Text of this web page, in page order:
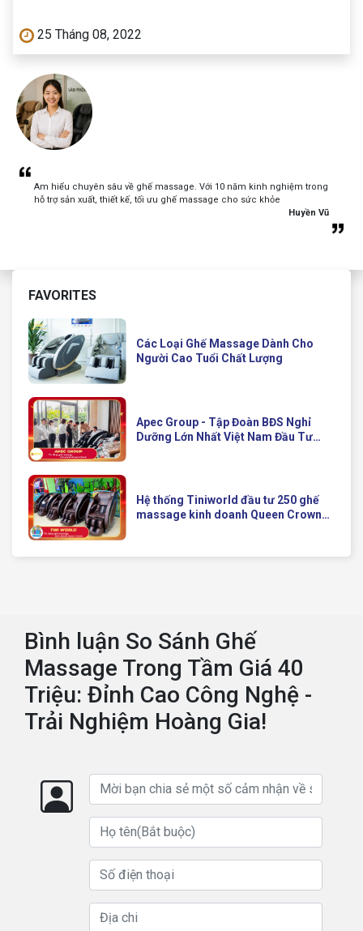
25 Tháng 08, 2022
Am hiểu chuyên sâu về ghế massage. Với 10 năm kinh nghiệm trong
hỗ trợ sản xuất, thiết kế, tối ưu ghế massage cho sức khỏe
Huyền Vũ
FAVORITES
Các Loại Ghế Massage Dành Cho
Người Cao Tuổi Chất Lượng
Apec Group - Tập Đoàn BĐS Nghỉ
Dưỡng Lớn Nhất Việt Nam Đầu Tư
Hệ thống Tiniworld đầu tư 250 ghế
massage kinh doanh Queen Crown
Bình luận So Sánh Ghế
Massage Trong Tầm Giá 40
Triệu: Đỉnh Cao Công Nghệ -
Trải Nghiệm Hoàng Gia!